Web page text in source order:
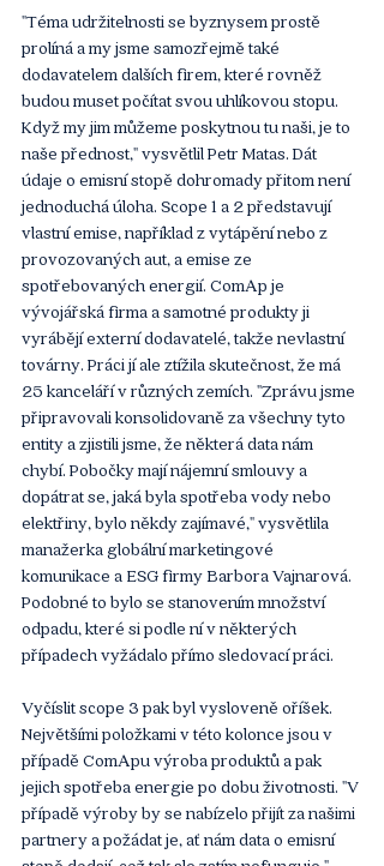
"Téma udržitelnosti se byznysem prostě
prolíná a my jsme samozřejmě také
dodavatelem dalších firem, které rovněž
budou muset počítat svou uhlíkovou stopu.
Když my jim můžeme poskytnou tu naši, je to
naše přednost," vysvětlil Petr Matas. Dát
údaje o emisní stopě dohromady přitom není
jednoduchá úloha. Scope 1 a 2 představují
vlastní emise, například z vytápění nebo z
provozovaných aut, a emise ze
spotřebovaných energií. ComAp je
vývojářská firma a samotné produkty ji
vyrábějí externí dodavatelé, takže nevlastní
továrny. Práci jí ale ztížila skutečnost, že má
25 kanceláří v různých zemích. "Zprávu jsme
připravovali konsolidovaně za všechny tyto
entity a zjistili jsme, že některá data nám
chybí. Pobočky mají nájemní smlouvy a
dopátrat se, jaká byla spotřeba vody nebo
elektřiny, bylo někdy zajímavé," vysvětlila
manažerka globální marketingové
komunikace a ESG firmy Barbora Vajnarová.
Podobné to bylo se stanovením množství
odpadu, které si podle ní v některých
případech vyžádalo přímo sledovací práci.
Vyčíslit scope 3 pak byl vysloveně oříšek.
Největšími položkami v této kolonce jsou v
případě ComApu výroba produktů a pak
jejich spotřeba energie po dobu životnosti. "V
případě výroby by se nabízelo přijít za našimi
partnery a požádat je, ať nám data o emisní